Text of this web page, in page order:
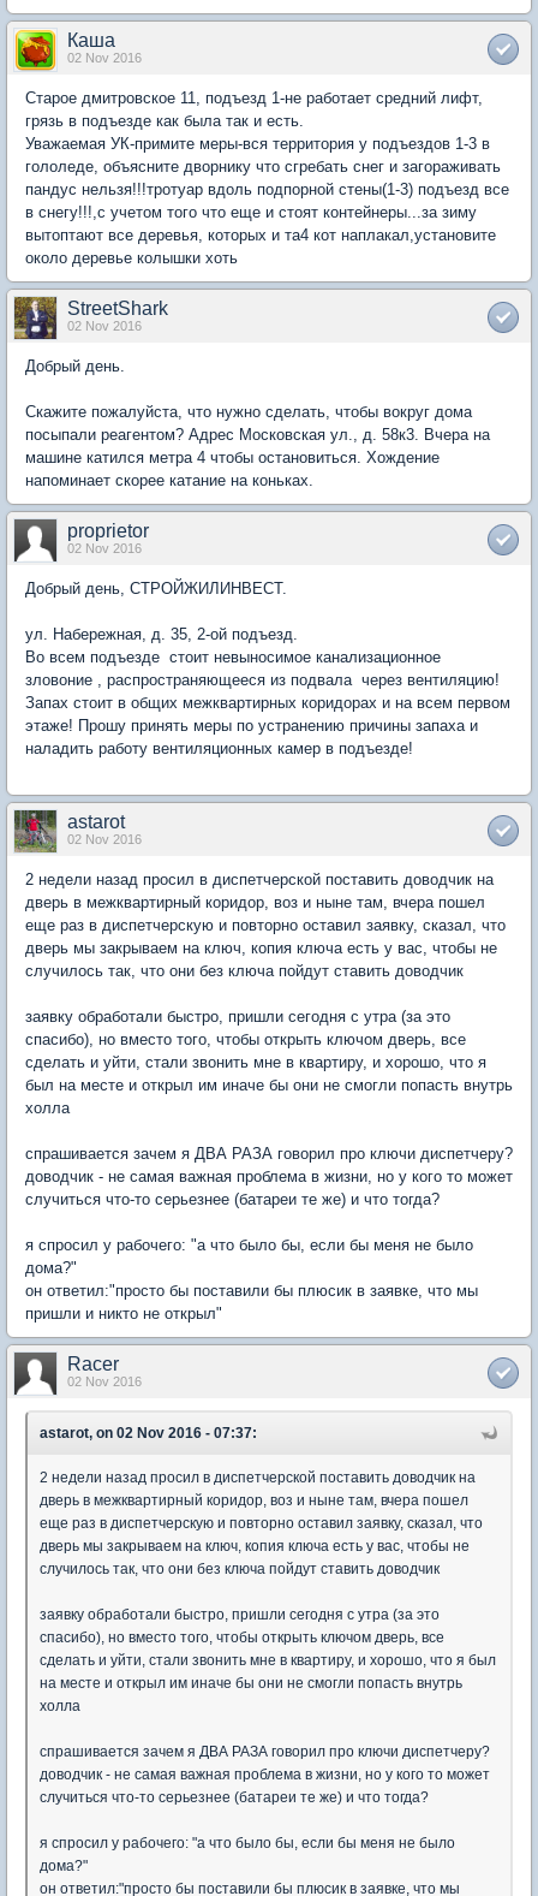
Каша
02 Nov 2016
Старое дмитровское 11, подъезд 1-не работает средний лифт,
грязь в подъезде как была так и есть.
Уважаемая УК-примите меры-вся территория у подъездов 1-3 в
гололеде, объясните дворнику что сгребать снег и загораживать
пандус нельзя!!!тротуар вдоль подпорной стены(1-3) подъезд все
в снегу!!!,с учетом того что еще и стоят контейнеры...за зиму
вытоптают все деревья, которых и та4 кот наплакал,установите
около деревье колышки хоть
StreetShark
02 Nov 2016
Добрый день.
Скажите пожалуйста, что нужно сделать, чтобы вокруг дома
посыпали реагентом? Адрес Московская ул., д. 58к3. Вчера на
машине катился метра 4 чтобы остановиться. Хождение
напоминает скорее катание на коньках.
proprietor
02 Nov 2016
Добрый день, СТРОЙЖИЛИНВЕСТ.
ул. Набережная, д. 35, 2-ой подъезд.
Во всем подъезде стоит невыносимое канализационное
зловоние , распространяющееся из подвала через вентиляцию!
Запах стоит в общих межквартирных коридорах и на всем первом
этаже! Прошу принять меры по устранению причины запаха и
наладить работу вентиляционных камер в подъезде!
astarot
02 Nov 2016
2 недели назад просил в диспетчерской поставить доводчик на
дверь в межквартирный коридор, воз и ныне там, вчера пошел
еще раз в диспетчерскую и повторно оставил заявку, сказал, что
дверь мы закрываем на ключ, копия ключа есть у вас, чтобы не
случилось так, что они без ключа пойдут ставить доводчик
заявку обработали быстро, пришли сегодня с утра (за это
спасибо), но вместо того, чтобы открыть ключом дверь, все
сделать и уйти, стали звонить мне в квартиру, и хорошо, что я
был на месте и открыл им иначе бы они не смогли попасть внутрь
холла
спрашивается зачем я ДВА РАЗА говорил про ключи диспетчеру?
доводчик - не самая важная проблема в жизни, но у кого то может
случиться что-то серьезнее (батареи те же) и что тогда?
я спросил у рабочего: "а что было бы, если бы меня не было
дома?"
он ответил:"просто бы поставили бы плюсик в заявке, что мы
пришли и никто не открыл"
Racer
02 Nov 2016
astarot, on 02 Nov 2016 - 07:37:
2 недели назад просил в диспетчерской поставить доводчик на
дверь в межквартирный коридор, воз и ныне там, вчера пошел
еще раз в диспетчерскую и повторно оставил заявку, сказал, что
дверь мы закрываем на ключ, копия ключа есть у вас, чтобы не
случилось так, что они без ключа пойдут ставить доводчик
заявку обработали быстро, пришли сегодня с утра (за это
спасибо), но вместо того, чтобы открыть ключом дверь, все
сделать и уйти, стали звонить мне в квартиру, и хорошо, что я был
на месте и открыл им иначе бы они не смогли попасть внутрь
холла
спрашивается зачем я ДВА РАЗА говорил про ключи диспетчеру?
доводчик - не самая важная проблема в жизни, но у кого то может
случиться что-то серьезнее (батареи те же) и что тогда?
я спросил у рабочего: "а что было бы, если бы меня не было
дома?"
он ответил:"просто бы поставили бы плюсик в заявке, что мы